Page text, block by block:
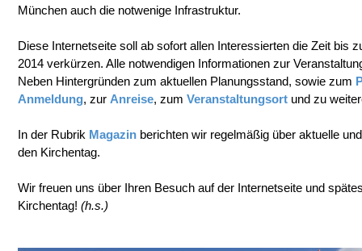
München auch die notwenige Infrastruktur.
Diese Internetseite soll ab sofort allen Interessierten die Zeit bis
2014 verkürzen. Alle notwendigen Informationen zur
Neben Hintergründen zum aktuellen Planungsstand, sowie zum
Anmeldung, zur Anreise, zum Veranstaltungsort und zu
In der Rubrik Magazin berichten wir regelmäßig über aktuelle
den Kirchentag.
Wir freuen uns über Ihren Besuch auf der Internetseite und
Kirchentag! (h.s.)